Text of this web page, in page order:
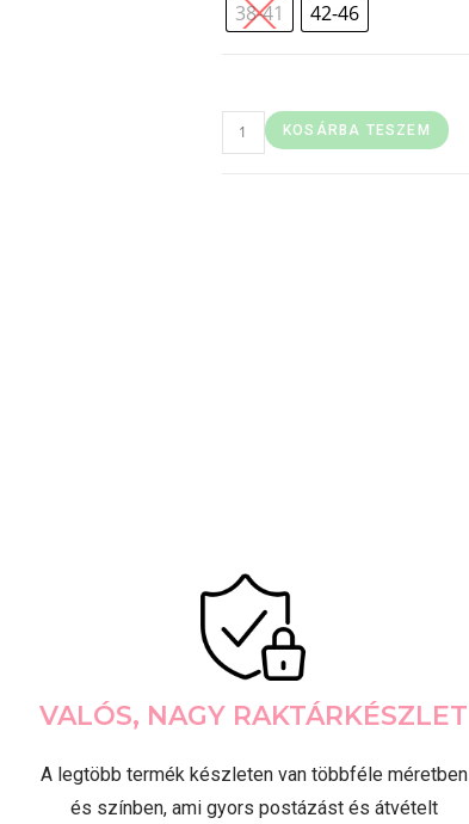
38-41 42-46
KOSÁRBA TESZEM
VALÓS, NAGY RAKTÁRKÉSZLET
A legtöbb termék készleten van többféle méretben
és színben, ami gyors postázást és átvételt